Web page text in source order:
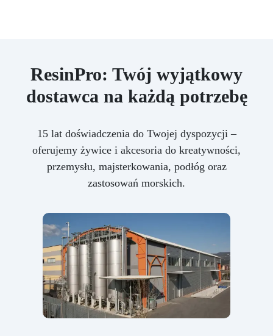
ResinPro: Twój wyjątkowy
dostawca na każdą potrzebę
15 lat doświadczenia do Twojej dyspozycji –
oferujemy żywice i akcesoria do kreatywności,
przemysłu, majsterkowania, podłóg oraz
zastosowań morskich.